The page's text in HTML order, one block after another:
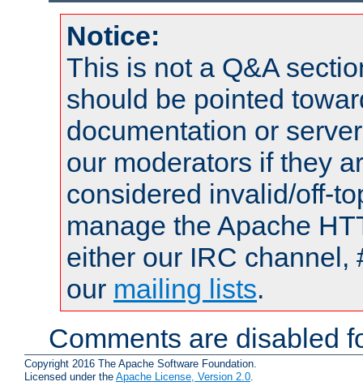
Notice:
This is not a Q&A
should be pointed
documentation or
our moderators if they
considered invalid/off-
manage the Apache
either our IRC channel,
our mailing lists.
Comments are disabled
Copyright 2016 The Apache Software Foundation.
Licensed under the Apache License, Version 2.0.